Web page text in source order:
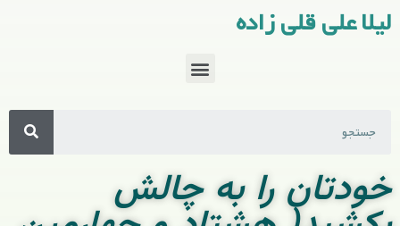
لیلا علی قلی زاده
خودتان را به چالش